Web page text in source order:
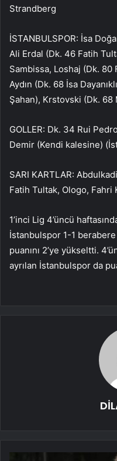
Strandberg
İSTANBULSPOR: İsa
Ali Erdal (Dk. 46 Fatih
Sambissa, Loshaj (Dk.
Aydın (Dk. 68 İsa
Şahan), Krstovski (Dk. 68
GOLLER: Dk. 34 Rui
Demir (Kendi kalesine)
SARI KARTLAR:
Fatih Tultak, Ologo, Fahri
1’inci Lig 4’üncü
İstanbulspor 1-1
puanını 2’ye yükseltti.
ayrılan İstanbulspor da